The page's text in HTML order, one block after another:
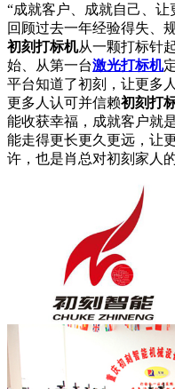
“成就客户、成就自己、
回顾过去一年经验得失、
初刻打标机从一颗打标针
始、从第一台激光打标机
平台知道了初刻，让更多
更多人认可并信赖初刻打
能收获幸福，成就客户就
能走得更长更久更远，让
许，也是肖总对初刻家人